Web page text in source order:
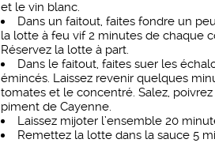
et le vin blanc.
Dans un faitout, faites fondre un
la lotte à feu vif 2 minutes de chaque
Réservez la lotte à part.
Dans le faitout, faites suer les
émincés. Laissez revenir quelques
tomates et le concentré. Salez,
piment de Cayenne.
Laissez mijoter l’ensemble 20
Remettez la lotte dans la sauce 5